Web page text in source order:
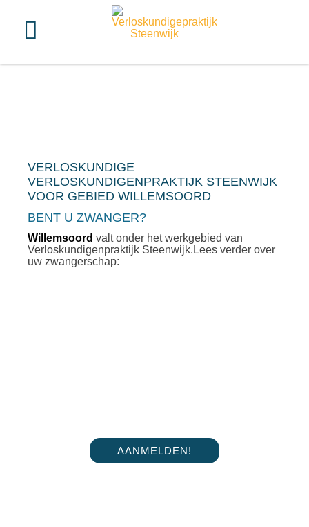
VERLOSKUNDIGE
VERLOSKUNDIGENPRAKTIJK STEENWIJK
VOOR GEBIED WILLEMSOORD
BENT U ZWANGER?
Willemsoord valt onder het werkgebied van
Verloskundigenpraktijk Steenwijk.Lees verder over
uw zwangerschap:
AANMELDEN!